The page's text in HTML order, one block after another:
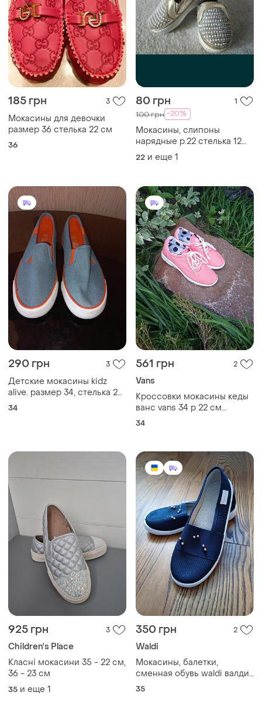
185 грн 3
Мокасины для девочки
размер 36 стелька 22 см
36
80 грн 1
100 грн -20%
Мокасины, слипоны
нарядные р.22 стелька 12
см
22 и еще 1
290 грн 3
Детские мокасины kidz
alive. размер 34, стелька 22
см
34
561 грн 2
Vans
Кроссовки мокасины кеды
ванс vans 34 р 22 см
текстиль
34
925 грн 3
Children's Place
Класні мокасини 35 - 22 см,
36 - 23 см
35 и еще 1
350 грн 2
Waldi
Мокасины, балетки,
сменная обувь waldi валди
22 см
35